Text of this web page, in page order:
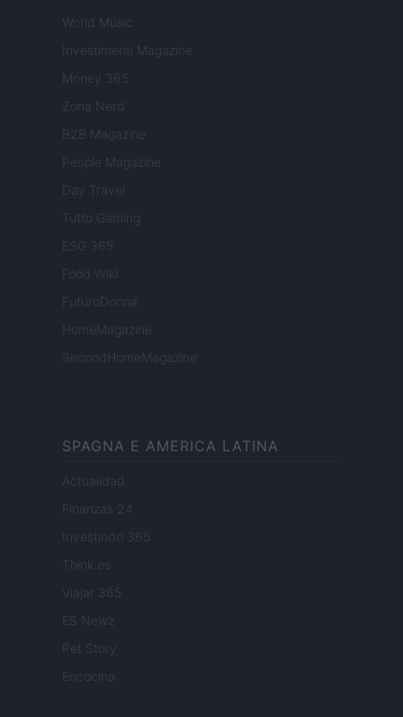
World Music
Investimenti Magazine
Money 365
Zona Nerd
B2B Magazine
People Magazine
Day Travel
Tutto Gaming
ESG 365
Food Wiki
FuturoDonna
HomeMagazine
SecondHomeMagazine
SPAGNA E AMERICA LATINA
Actualidad
Finanzas 24
Investindo 365
Think.es
Viajar 365
ES Newz
Pet Story
Encocina